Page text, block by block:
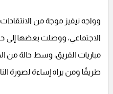
وواجه نيفيز موجة من
الاجتماعي، ووصلت بعضها إلى
مباريات الفريق، وسط حالة من
طريفًا ومن يراه إساءة لصورة